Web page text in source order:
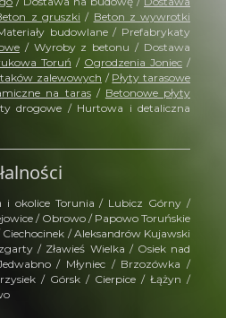
z gruszki / Beton z wywrotki
budowlane / Prefabrykaty
/ Wyroby z betonu / Dostawa
Toruń / Ogrodzenia Joniec/
zalewowych / Płyty tarasowe
na taras/ Betonowe płyty
drogowe / Hurtowa i detaliczna
i okolice Torunia / Lubicz Górny /
/ Obrowo / Papowo Toruńskie
/ Aleksandrów Kujawski
/ Zławieś Wielka / Osiek nad
/ Młyniec / Brzozówka /
/ Górsk / Cierpice / Łążyn /